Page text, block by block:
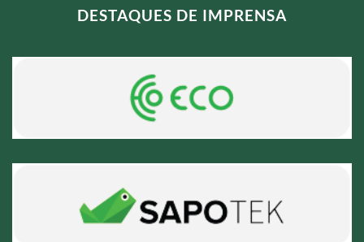
DESTAQUES DE IMPRENSA